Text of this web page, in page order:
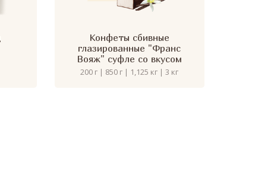
Конфеты сбивные
глазированные "Франс
Вояж" суфле со вкусом
ванили
200 г | 850 г | 1,125 кг | 3 кг